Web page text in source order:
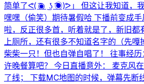
简单了ᕙ⁠(⁠ ͡⁠◉⁠ ͜⁠ ⁠ʖ⁠ ͡⁠◉⁠)⁠ᕗ」 但这让我知道，
嘿嘿（偷笑）期待暑假哈 下播前变成
啦，反正很多首，听着就是了，新旧都
上厕所，还有很多不知道名字的（先嘎
柴柴一只！但也自弹自唱了！ 往事经
许晚餐算吧？ 今日直播意外： 麦克风
了线； 下载MC地图的时候，弹幕先断